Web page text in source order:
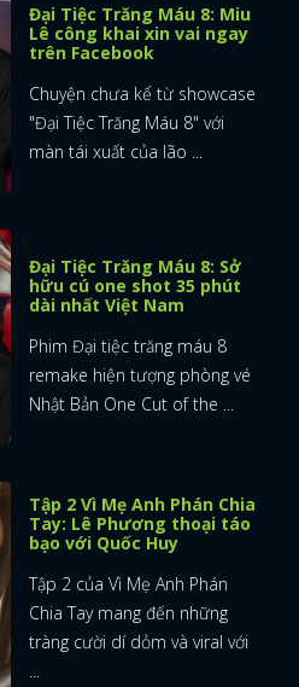
Đại Tiệc Trăng Máu 8: Miu
Lê công khai xin vai ngay
trên Facebook
Chuyện chưa kể từ showcase
"Đại Tiệc Trăng Máu 8" với
màn tái xuất của lão ...
Đại Tiệc Trăng Máu 8: Sở
hữu cú one shot 35 phút
dài nhất Việt Nam
Phim Đại tiệc trăng máu 8
remake hiện tượng phòng vé
Nhật Bản One Cut of the ...
Tập 2 Vì Mẹ Anh Phán Chia
Tay: Lê Phương thoại táo
bạo với Quốc Huy
Tập 2 của Vì Mẹ Anh Phán
Chia Tay mang đến những
tràng cười dí dỏm và viral với